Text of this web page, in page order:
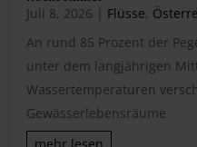
Juli 8, 2026 | Flüsse,
An rund 85 Prozent der
unter dem langjährigen
Wassertemperaturen
Gewässerlebensräume